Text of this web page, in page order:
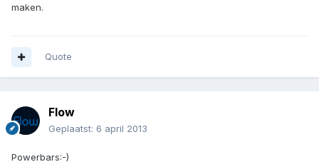
maken.
Quote
Flow
Geplaatst: 6 april 2013
Powerbars:-)